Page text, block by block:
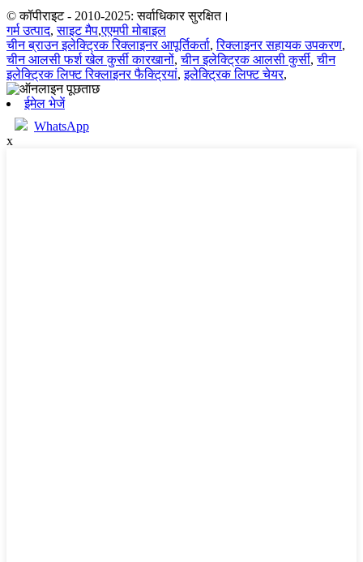
© कॉपीराइट - 2010-2025: सर्वाधिकार सुरक्षित।
गर्म उत्पाद,साइट मैप,एएमपी मोबाइल
चीन ब्राउन इलेक्ट्रिक रिक्लाइनर आपूर्तिकर्ता,रिक्लाइनर सहायक उपकरण,
चीन आलसी फर्श खेल कुर्सी कारखानों,चीन इलेक्ट्रिक आलसी कुर्सी,चीन
इलेक्ट्रिक लिफ्ट रिक्लाइनर फैक्ट्रियां,इलेक्ट्रिक लिफ्ट चेयर,
ईमेल भेजें
WhatsApp
x